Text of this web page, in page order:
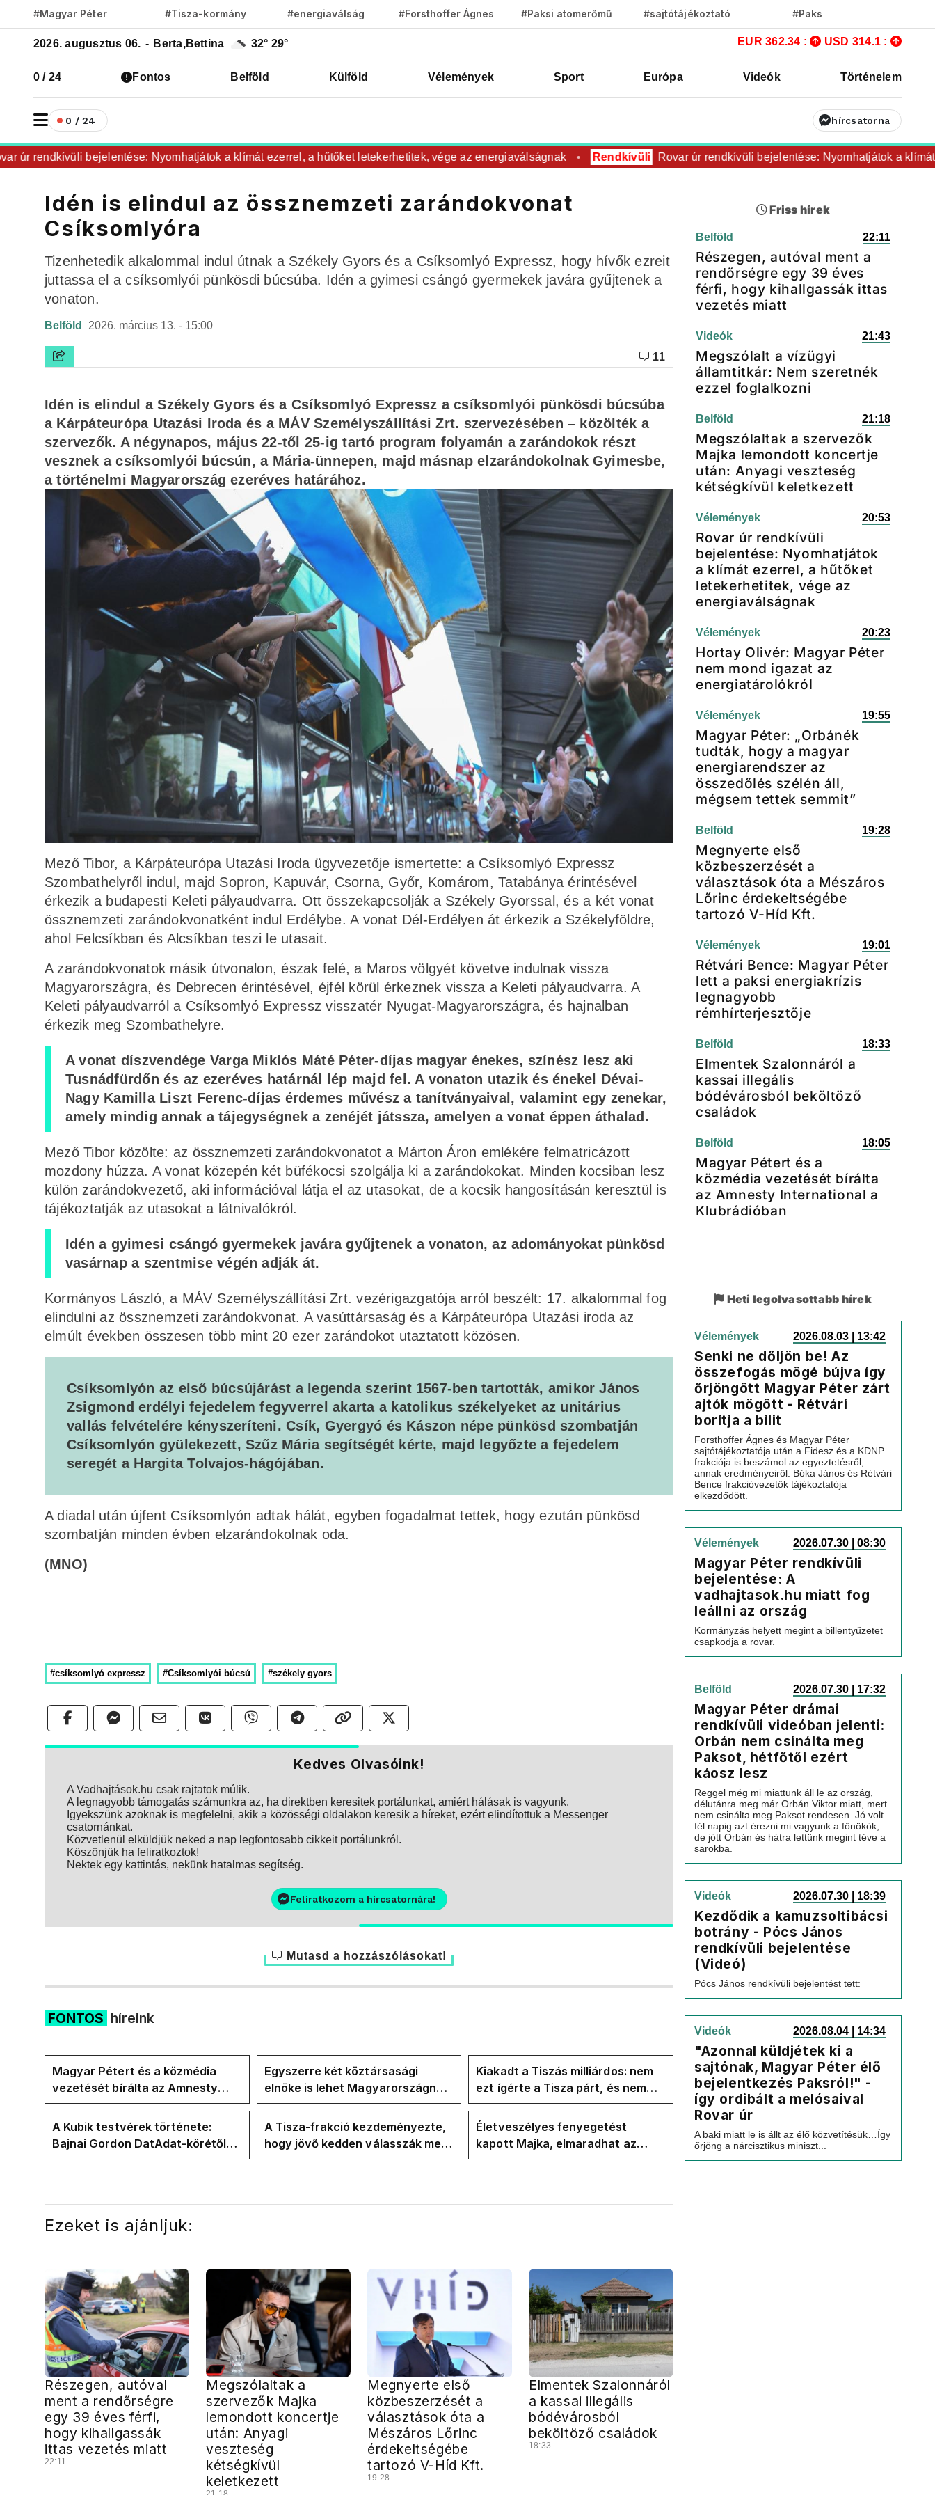
#Magyar Péter #Tisza-kormány #energiaválság #Forsthoffer Ágnes #Paksi atomerőmű #sajtótájékoztató #Paks
2026. augusztus 06. - Berta,Bettina 32° 29° EUR 362.34 : USD 314.1 :
0 / 24 Fontos Belföld Külföld Vélemények Sport Európa Videók Történelem
0 / 24 hírcsatorna
rendkívüli bejelentése: Nyomhatjátok a klímát ezerrel, a hűtőket letekerhetitek, vége az energiaválságnak Rendkívüli Rovar úr rendkívüli bejelentése: Nyomhatjátok a klímát
Idén is elindul az össznemzeti zarándokvonat
Csíksomlyóra
Tizenhetedik alkalommal indul útnak a Székely Gyors és a Csíksomlyó Expressz, hogy hívők ezreit
juttassa el a csíksomlyói pünkösdi búcsúba. Idén a gyimesi csángó gyermekek javára gyűjtenek a
vonaton.
Belföld 2026. március 13. - 15:00
11
Idén is elindul a Székely Gyors és a Csíksomlyó Expressz a csíksomlyói pünkösdi búcsúba
a Kárpáteurópa Utazási Iroda és a MÁV Személyszállítási Zrt. szervezésében – közölték a
szervezők. A négynapos, május 22-től 25-ig tartó program folyamán a zarándokok részt
vesznek a csíksomlyói búcsún, a Mária-ünnepen, majd másnap elzarándokolnak Gyimesbe,
a történelmi Magyarország ezeréves határához.
Mező Tibor, a Kárpáteurópa Utazási Iroda ügyvezetője ismertette: a Csíksomlyó Expressz
Szombathelyről indul, majd Sopron, Kapuvár, Csorna, Győr, Komárom, Tatabánya érintésével
érkezik a budapesti Keleti pályaudvarra. Ott összekapcsolják a Székely Gyorssal, és a két vonat
össznemzeti zarándokvonatként indul Erdélybe. A vonat Dél-Erdélyen át érkezik a Székelyföldre,
ahol Felcsíkban és Alcsíkban teszi le utasait.
A zarándokvonatok másik útvonalon, észak felé, a Maros völgyét követve indulnak vissza
Magyarországra, és Debrecen érintésével, éjfél körül érkeznek vissza a Keleti pályaudvarra. A
Keleti pályaudvarról a Csíksomlyó Expressz visszatér Nyugat-Magyarországra, és hajnalban
érkezik meg Szombathelyre.
A vonat díszvendége Varga Miklós Máté Péter-díjas magyar énekes, színész lesz aki
Tusnádfürdőn és az ezeréves határnál lép majd fel. A vonaton utazik és énekel Dévai-
Nagy Kamilla Liszt Ferenc-díjas érdemes művész a tanítványaival, valamint egy zenekar,
amely mindig annak a tájegységnek a zenéjét játssza, amelyen a vonat éppen áthalad.
Mező Tibor közölte: az össznemzeti zarándokvonatot a Márton Áron emlékére felmatricázott
mozdony húzza. A vonat közepén két büfékocsi szolgálja ki a zarándokokat. Minden kocsiban lesz
külön zarándokvezető, aki információval látja el az utasokat, de a kocsik hangosításán keresztül is
tájékoztatják az utasokat a látnivalókról.
Idén a gyimesi csángó gyermekek javára gyűjtenek a vonaton, az adományokat pünkösd
vasárnap a szentmise végén adják át.
Kormányos László, a MÁV Személyszállítási Zrt. vezérigazgatója arról beszélt: 17. alkalommal fog
elindulni az össznemzeti zarándokvonat. A vasúttársaság és a Kárpáteurópa Utazási iroda az
elmúlt években összesen több mint 20 ezer zarándokot utaztatott közösen.
Csíksomlyón az első búcsújárást a legenda szerint 1567-ben tartották, amikor János
Zsigmond erdélyi fejedelem fegyverrel akarta a katolikus székelyeket az unitárius
vallás felvételére kényszeríteni. Csík, Gyergyó és Kászon népe pünkösd szombatján
Csíksomlyón gyülekezett, Szűz Mária segítségét kérte, majd legyőzte a fejedelem
seregét a Hargita Tolvajos-hágójában.
A diadal után újfent Csíksomlyón adtak hálát, egyben fogadalmat tettek, hogy ezután pünkösd
szombatján minden évben elzarándokolnak oda.
(MNO)
#csíksomlyó expressz #Csíksomlyói búcsú #székely gyors
Kedves Olvasóink!
A Vadhajtások.hu csak rajtatok múlik.
A legnagyobb támogatás számunkra az, ha direktben keresitek portálunkat, amiért hálásak is vagyunk.
Igyekszünk azoknak is megfelelni, akik a közösségi oldalakon keresik a híreket, ezért elindítottuk a Messenger
csatornánkat.
Közvetlenül elküldjük neked a nap legfontosabb cikkeit portálunkról.
Köszönjük ha feliratkoztok!
Nektek egy kattintás, nekünk hatalmas segítség.
Feliratkozom a hírcsatornára!
Mutasd a hozzászólásokat!
FONTOS híreink
Magyar Pétert és a közmédia
vezetését bírálta az Amnesty
International a Klubrádióban
Egyszerre két köztársasági
elnöke is lehet Magyarországnak
jövő hétre
Kiakadt a Tiszás milliárdos: nem
ezt ígérte a Tisza párt, és nem
ezt ígérte Magyar Péter a
kampányban
A Kubik testvérek története:
Bajnai Gordon DatAdat-körétől
az ECDA-n át Magyar Péter
A Tisza-frakció kezdeményezte,
hogy jövő kedden válasszák meg
az új köztársasági elnököt
Életveszélyes fenyegetést
kapott Majka, elmaradhat az
erdélyi koncertje
Ezeket is ajánljuk:
Részegen, autóval
ment a rendőrségre
egy 39 éves férfi,
hogy kihallgassák
ittas vezetés miatt
22:11
Megszólaltak a
szervezők Majka
lemondott koncertje
után: Anyagi
veszteség
kétségkívül
keletkezett
Megnyerte első
közbeszerzését a
választások óta a
Mészáros Lőrinc
érdekeltségébe
tartozó V-Híd Kft.
19:28
Elmentek Szalonnáról
a kassai illegális
bódévárosból
beköltöző családok
18:33
Friss hírek
Belföld 22:11
Részegen, autóval ment a
rendőrségre egy 39 éves
férfi, hogy kihallgassák ittas
vezetés miatt
Videók 21:43
Megszólalt a vízügyi
államtitkár: Nem szeretnék
ezzel foglalkozni
Belföld 21:18
Megszólaltak a szervezők
Majka lemondott koncertje
után: Anyagi veszteség
kétségkívül keletkezett
Vélemények 20:53
Rovar úr rendkívüli
bejelentése: Nyomhatjátok
a klímát ezerrel, a hűtőket
letekerhetitek, vége az
energiaválságnak
Vélemények 20:23
Hortay Olivér: Magyar Péter
nem mond igazat az
energiatárolókról
Vélemények 19:55
Magyar Péter: „Orbánék
tudták, hogy a magyar
energiarendszer az
összedőlés szélén áll,
mégsem tettek semmit”
Belföld 19:28
Megnyerte első
közbeszerzését a
választások óta a Mészáros
Lőrinc érdekeltségébe
tartozó V-Híd Kft.
Vélemények 19:01
Rétvári Bence: Magyar Péter
lett a paksi energiakrízis
legnagyobb
rémhírterjesztője
Belföld 18:33
Elmentek Szalonnáról a
kassai illegális
bódévárosból beköltöző
családok
Belföld 18:05
Magyar Pétert és a
közmédia vezetését bírálta
az Amnesty International a
Klubrádióban
Heti legolvasottabb hírek
Vélemények 2026.08.03 | 13:42
Senki ne dőljön be! Az
összefogás mögé bújva így
őrjöngött Magyar Péter zárt
ajtók mögött - Rétvári
borítja a bilit
Forsthoffer Ágnes és Magyar Péter
sajtótájékoztatója után a Fidesz és a KDNP
frakciója is beszámol az egyeztetésről,
annak eredményeiről. Bóka János és Rétvári
Bence frakcióvezetők tájékoztatója
elkezdődött.
Vélemények 2026.07.30 | 08:30
Magyar Péter rendkívüli
bejelentése: A
vadhajtasok.hu miatt fog
leállni az ország
Kormányzás helyett megint a billentyűzetet
csapkodja a rovar.
Belföld 2026.07.30 | 17:32
Magyar Péter drámai
rendkívüli videóban jelenti:
Orbán nem csinálta meg
Paksot, hétfőtől ezért
káosz lesz
Reggel még mi miattunk áll le az ország,
délutánra meg már Orbán Viktor miatt, mert
nem csinálta meg Paksot rendesen. Jó volt
fél napig azt érezni mi vagyunk a főnökök,
de jött Orbán és hátra lettünk megint téve a
sarokba.
Videók 2026.07.30 | 18:39
Kezdődik a kamuzsoltibácsi
botrány - Pócs János
rendkívüli bejelentése
(Videó)
Pócs János rendkívüli bejelentést tett:
Videók 2026.08.04 | 14:34
"Azonnal küldjétek ki a
sajtónak, Magyar Péter élő
bejelentkezés Paksról!" -
így ordibált a melósaival
Rovar úr
A baki miatt le is állt az élő közvetítésük…Így
őrjöng a nárcisztikus miniszt...